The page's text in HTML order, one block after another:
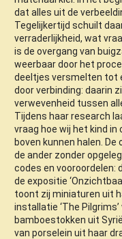
dat alles uit de
Tegelijkertijd schuilt
verraderlijkheid, wat
is de overgang van
weerbaar door het
deeltjes versmelten tot
door verbinding: daarin
verwevenheid tussen
Tijdens haar research
vraag hoe wij het kind in
boven kunnen halen.
de ander zonder
codes en vooroordelen:
de expositie
toont zij miniaturen uit
installatie ‘The Pilgrims’
bamboestokken uit
van porselein uit haar